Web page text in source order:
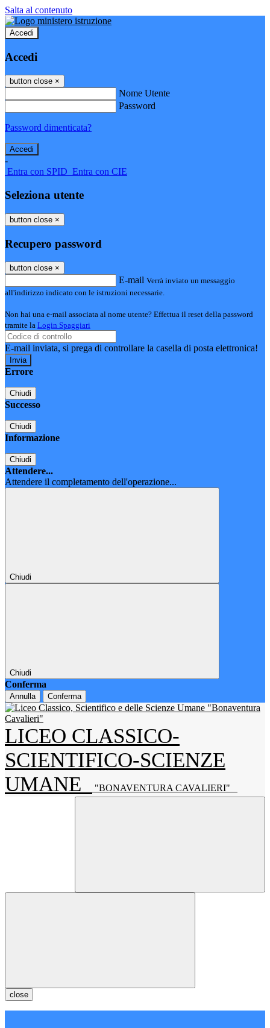
Salta al contenuto
Accedi
Accedi
button close ×
Nome Utente
Password
Password dimenticata?
-
Entra con SPID Entra con CIE
Seleziona utente
button close ×
Recupero password
button close ×
E-mail Verrà inviato un messaggio
all'indirizzo indicato con le istruzioni necessarie.
Non hai una e-mail associata al nome utente? Effettua il reset della password
tramite la Login Spaggiari
E-mail inviata, si prega di controllare la casella di posta elettronica!
Errore
Chiudi
Successo
Chiudi
Informazione
Chiudi
Attendere...
Attendere il completamento dell'operazione...
Chiudi
Chiudi
Conferma
Annulla Conferma
LICEO CLASSICO-
SCIENTIFICO-SCIENZE
UMANE
"BONAVENTURA CAVALIERI"
close